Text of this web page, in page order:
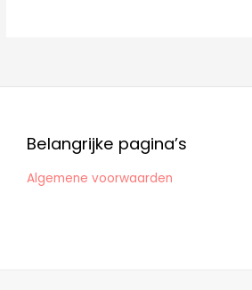
Belangrijke pagina’s
Algemene voorwaarden